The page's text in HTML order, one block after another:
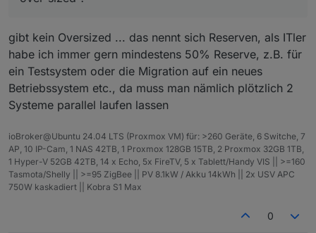
gibt kein Oversized ... das nennt sich Reserven, als ITler
habe ich immer gern mindestens 50% Reserve, z.B. für
ein Testsystem oder die Migration auf ein neues
Betriebssystem etc., da muss man nämlich plötzlich 2
Systeme parallel laufen lassen
ioBroker@Ubuntu 24.04 LTS (Proxmox VM) für: >260 Geräte, 6 Switche, 7
AP, 10 IP-Cam, 1 NAS 42TB, 1 Proxmox 128GB 15TB, 2 Proxmox 32GB 1TB,
1 Hyper-V 52GB 42TB, 14 x Echo, 5x FireTV, 5 x Tablett/Handy VIS || >=160
Tasmota/Shelly || >=95 ZigBee || PV 8.1kW / Akku 14kWh || 2x USV APC
750W kaskadiert || Kobra S1 Max
0